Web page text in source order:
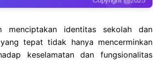
menciptakan identitas sekolah dan
tepat tidak hanya mencerminkan
keselamatan dan fungsionalitas